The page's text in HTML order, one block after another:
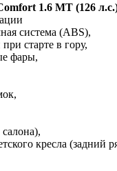
1.6 MT (126
система (ABS),
старте в гору,
фары,
,
,
кресла (задний